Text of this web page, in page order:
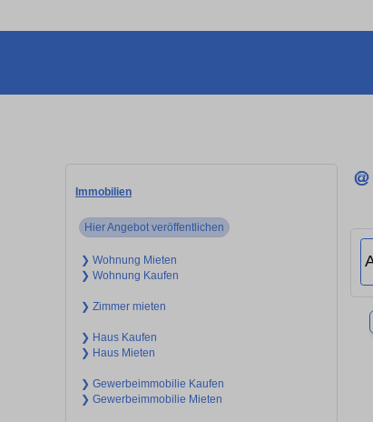
Immobilien
Hier Angebot veröffentlichen
❯ Wohnung Mieten
❯ Wohnung Kaufen
❯ Zimmer mieten
❯ Haus Kaufen
❯ Haus Mieten
❯ Gewerbeimmobilie Kaufen
❯ Gewerbeimmobilie Mieten